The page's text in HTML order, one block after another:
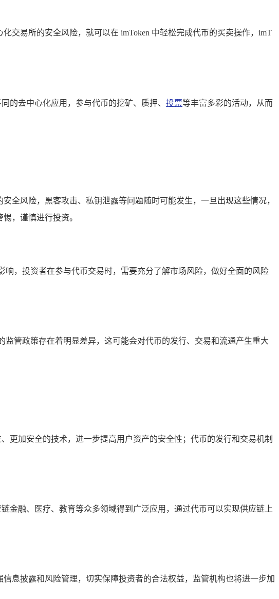
交易所的安全风险，就可以在 imToken 中轻松完成代币的买卖操作，imT
的去中心化应用，参与代币的挖矿、质押、 投票等丰富多彩的活动，从而
全风险，黑客攻击、私钥泄露等问题随时可能发生，一旦出现这些情况，
，谨慎进行投资。
，投资者在参与代币交易时，需要充分了解市场风险，做好全面的风险
管政策存在着明显差异，这可能会对代币的发行、交易和流通产生重大
更加安全的技术，进一步提高用户资产的安全性；代币的发行和交易机制
金融、医疗、教育等众多领域得到广泛应用，通过代币可以实现供应链上
息披露和风险管理，切实保障投资者的合法权益，监管机构也将进一步加